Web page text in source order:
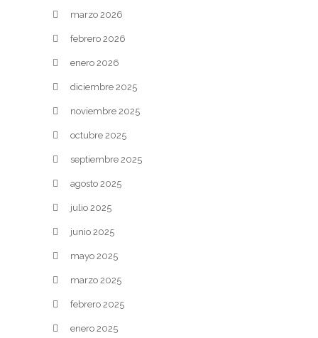
marzo 2026
febrero 2026
enero 2026
diciembre 2025
noviembre 2025
octubre 2025
septiembre 2025
agosto 2025
julio 2025
junio 2025
mayo 2025
marzo 2025
febrero 2025
enero 2025